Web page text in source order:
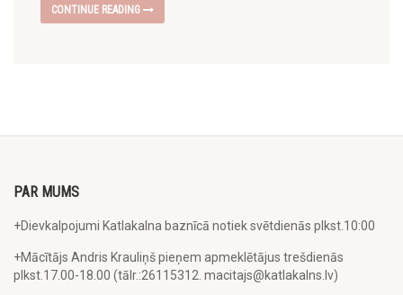
CONTINUE READING
PAR MUMS
+Dievkalpojumi Katlakalna baznīcā notiek svētdienās plkst.10:00
+Mācītājs Andris Krauliņš pieņem apmeklētājus trešdienās
plkst.17.00-18.00 (tālr.:26115312. macitajs@katlakalns.lv)